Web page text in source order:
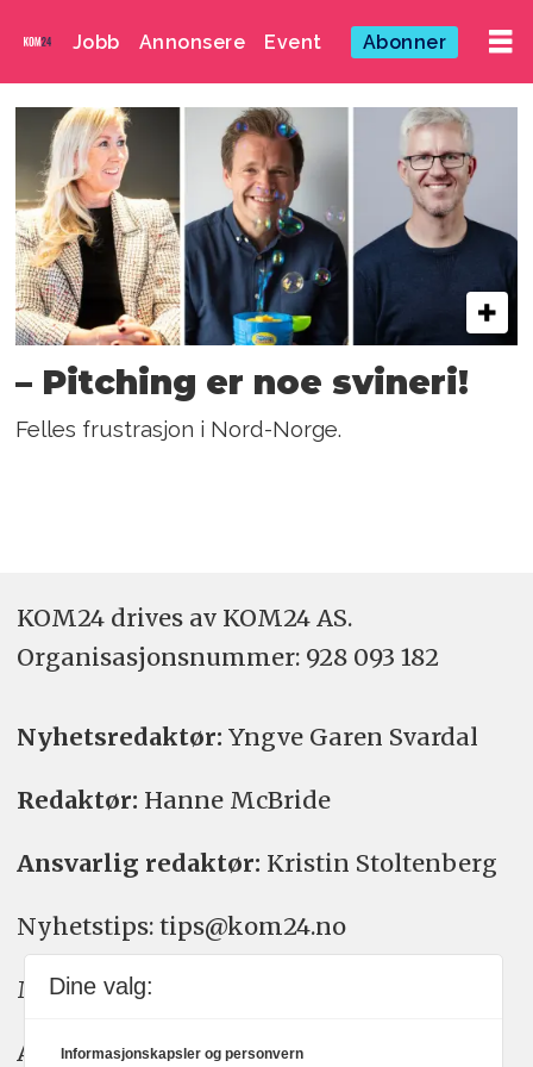
Jobb Annonsere Event Abonner
Emne:
markedsplaner
– Pitching er noe svineri!
Felles frustrasjon i Nord-Norge.
KOM24 drives av KOM24 AS.
Organisasjons­nummer: 928 093 182
Nyhetsredaktør: Yngve Garen Svardal
Redaktør: Hanne McBride
Ansvarlig redaktør: Kristin Stoltenberg
Nyhetstips: tips@kom24.no
Meninger: meninger@kom24.no
Annonse: annonse@watchmedia.no
Dine valg:
Informasjonskapsler og personvern